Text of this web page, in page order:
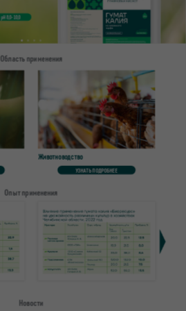
pH 8,0-10,0
Область применения
Животноводство
УЗНАТЬ ПОДРОБНЕЕ
Опыт применения
Новости